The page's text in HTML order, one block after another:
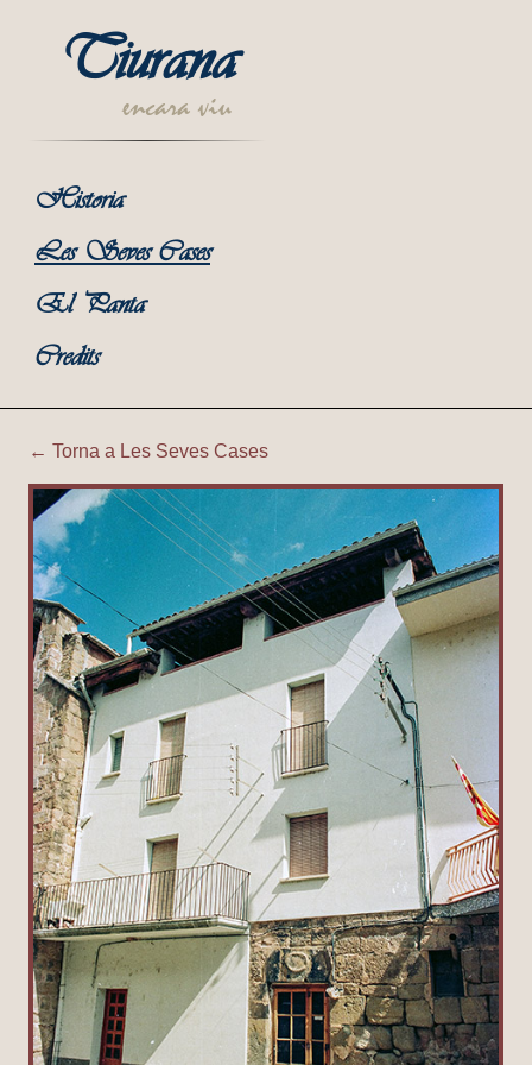
Tiurana
encara viu
Historia
Les Seves Cases
El Panta
Credits
Tiurana | Cal Costa
← Torna a Les Seves Cases